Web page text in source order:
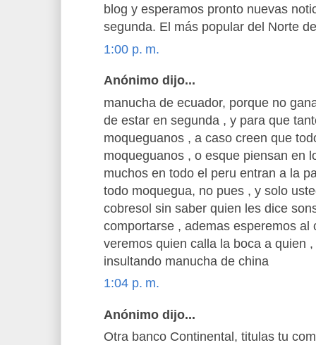
blog y esperamos pronto nuevas
segunda. El más popular del Norte
1:00 p. m.
Anónimo dijo...
manucha de ecuador, porque no
de estar en segunda , y para que
moqueguanos , a caso creen que
moqueguanos , o esque piensan en
muchos en todo el peru entran a la
todo moquegua, no pues , y solo
cobresol sin saber quien les dice
comportarse , ademas esperemos al
veremos quien calla la boca a quien
insultando manucha de china
1:04 p. m.
Anónimo dijo...
Otra banco Continental, titulas tu